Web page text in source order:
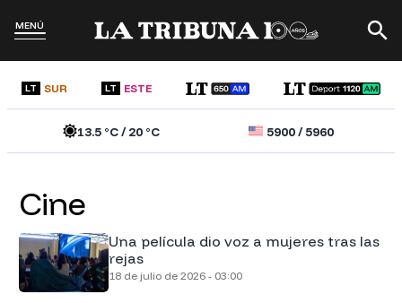
MENÚ
LT SUR LT ESTE
13.5 °C /20 °C 5900/5960
Cine
Una película dio voz a mujeres tras las
rejas
18 de julio de 2026 - 03:00